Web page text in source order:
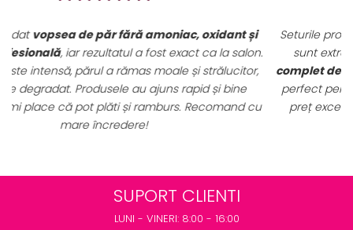
Seturile promoționale de pe VopseaDeParProfesionala.ro
sunt extrem de avantajoase. Am achiziționat unset
complet de vopsele profesionale cu oxidanți și nuanțar,
perfect pentru uz profesional. Calitate foarte bună la un
preț excelent. Se vede clar că sunt produse originale,
destinate rezultatelor de salon.
SUPORT CLIENTI
LUNI - VINERI: 8:00 - 16:00